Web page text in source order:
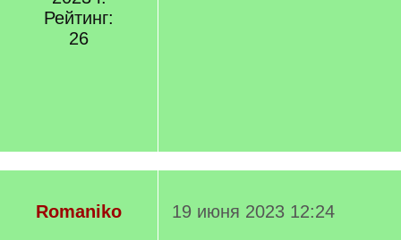
Рейтинг:
26
Romaniko
19 июня 2023 12:24